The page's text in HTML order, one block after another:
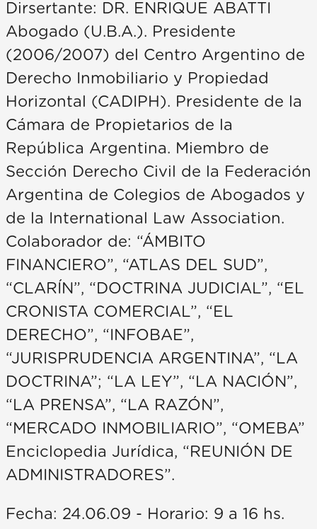
Dirsertante: DR. ENRIQUE ABATTI
Abogado (U.B.A.). Presidente
(2006/2007) del Centro Argentino de
Derecho Inmobiliario y Propiedad
Horizontal (CADIPH). Presidente de la
Cámara de Propietarios de la
República Argentina. Miembro de
Sección Derecho Civil de la Federación
Argentina de Colegios de Abogados y
de la International Law Association.
Colaborador de: “ÁMBITO
FINANCIERO”, “ATLAS DEL SUD”,
“CLARÍN”, “DOCTRINA JUDICIAL”, “EL
CRONISTA COMERCIAL”, “EL
DERECHO”, “INFOBAE”,
“JURISPRUDENCIA ARGENTINA”, “LA
DOCTRINA”; “LA LEY”, “LA NACIÓN”,
“LA PRENSA”, “LA RAZÓN”,
“MERCADO INMOBILIARIO”, “OMEBA”
Enciclopedia Jurídica, “REUNIÓN DE
ADMINISTRADORES”.
Fecha: 24.06.09 - Horario: 9 a 16 hs.